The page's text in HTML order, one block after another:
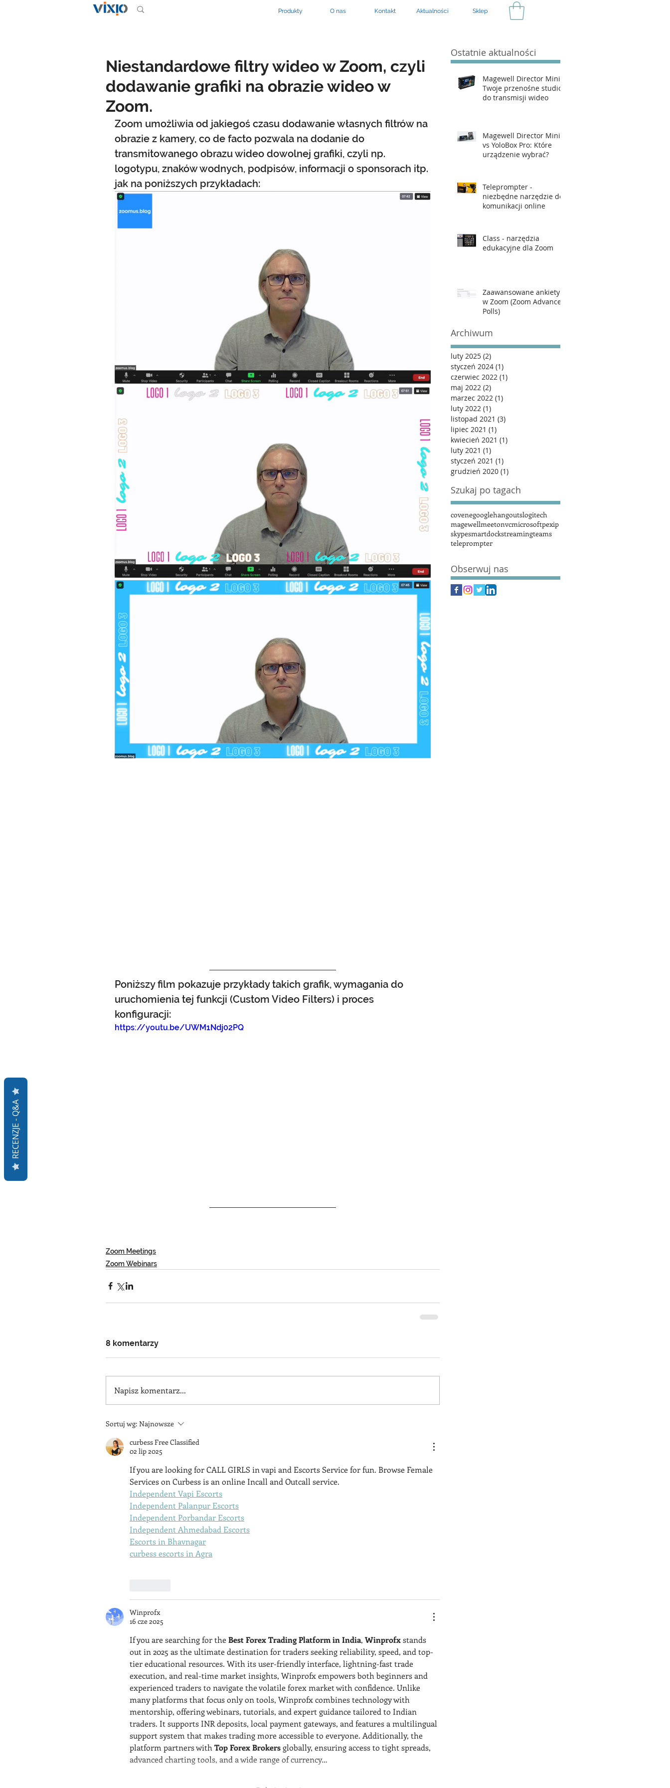
Produkty O nas Kontakt Aktualności Sklep
Niestandardowe filtry wideo w Zoom, czyli
dodawanie grafiki na obrazie wideo w
Zoom.
Zoom umożliwia od jakiegoś czasu dodawanie własnych filtrów na
obrazie z kamery, co de facto pozwala na dodanie do
transmitowanego obrazu wideo dowolnej grafiki, czyli np.
logotypu, znaków wodnych, podpisów, informacji o sponsorach itp.
jak na poniższych przykładach:
Poniższy film pokazuje przykłady takich grafik, wymagania do
uruchomienia tej funkcji (Custom Video Filters) i proces
konfiguracji:
https://youtu.be/UWM1Ndj02PQ
Zoom Meetings
Zoom Webinars
8 komentarzy
Napisz komentarz...
Sortuj wg: Najnowsze
curbess Free Classified
02 lip 2025
If you are looking for CALL GIRLS in vapi and Escorts Service for fun. Browse Female
Services on Curbess is an online Incall and Outcall service.
Independent Vapi Escorts
Independent Palanpur Escorts
Independent Porbandar Escorts
Independent Ahmedabad Escorts
Escorts in Bhavnagar
curbess escorts in Agra
Winprofx
16 cze 2025
If you are searching for the Best Forex Trading Platform in India, Winprofx stands
out in 2025 as the ultimate destination for traders seeking reliability, speed, and top-
tier educational resources. With its user-friendly interface, lightning-fast trade
execution, and real-time market insights, Winprofx empowers both beginners and
experienced traders to navigate the volatile forex market with confidence. Unlike
many platforms that focus only on tools, Winprofx combines technology with
mentorship, offering webinars, tutorials, and expert guidance tailored to Indian
traders. It supports INR deposits, local payment gateways, and features a multilingual
support system that makes trading more accessible to everyone. Additionally, the
platform partners with Top Forex Brokers globally, ensuring access to tight spreads,
advanced charting tools, and a wide range of currency…
Ostatnie aktualności
Magewell Director Mini –
Twoje przenośne studio
do transmisji wideo
Magewell Director Mini
vs YoloBox Pro: Które
urządzenie wybrać?
Teleprompter -
niezbędne narzędzie do
komunikacji online
Class - narzędzia
edukacyjne dla Zoom
Zaawansowane ankiety
w Zoom (Zoom Advanced
Polls)
Archiwum
luty 2025 (2)
styczeń 2024 (1)
czerwiec 2022 (1)
maj 2022 (2)
marzec 2022 (1)
luty 2022 (1)
listopad 2021 (3)
lipiec 2021 (1)
kwiecień 2021 (1)
luty 2021 (1)
styczeń 2021 (1)
grudzień 2020 (1)
Szukaj po tagach
covenegooglehangoutslogitech
magewellmeetonvcmicrosoftpexip
skypesmartdockstreamingteams
teleprompter
Obserwuj nas
RECENZJE - Q&A